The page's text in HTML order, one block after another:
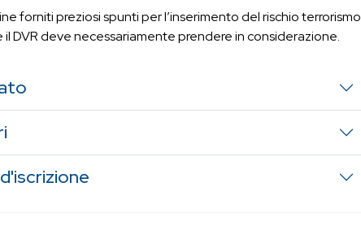
forniti preziosi spunti per l’inserimento del rischio terrorismo
il DVR deve necessariamente prendere in considerazione.